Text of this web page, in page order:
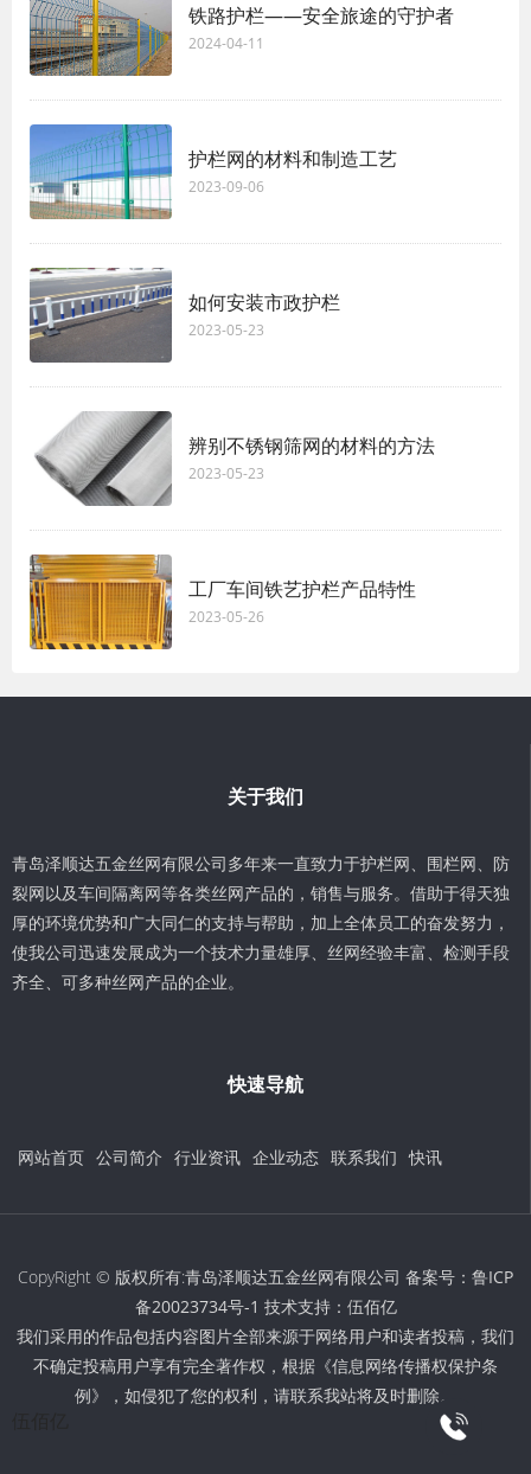
铁路护栏——安全旅途的守护者
2024-04-11
护栏网的材料和制造工艺
2023-09-06
如何安装市政护栏
2023-05-23
辨别不锈钢筛网的材料的方法
2023-05-23
工厂车间铁艺护栏产品特性
2023-05-26
关于我们
青岛泽顺达五金丝网有限公司多年来一直致力于护栏网、围栏网、防
裂网以及车间隔离网等各类丝网产品的，销售与服务。借助于得天独
厚的环境优势和广大同仁的支持与帮助，加上全体员工的奋发努力，
使我公司迅速发展成为一个技术力量雄厚、丝网经验丰富、检测手段
齐全、可多种丝网产品的企业。
快速导航
网站首页 公司简介 行业资讯 企业动态 联系我们 快讯
CopyRight © 版权所有:青岛泽顺达五金丝网有限公司 备案号： 鲁ICP
备20023734号-1 技术支持： 伍佰亿
我们采用的作品包括内容图片全部来源于网络用户和读者投稿，我们
不确定投稿用户享有完全著作权，根据《信息网络传播权保护条
例》，如侵犯了您的权利，请联系我站将及时删除。